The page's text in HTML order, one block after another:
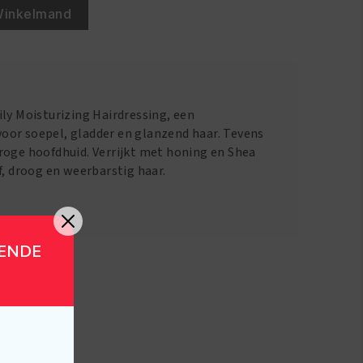
Moisturizing Hairdressing, een
soepel, gladder en glanzend haar. Tevens
hoofdhuid. Verrijkt met honing en Shea
droog en weerbarstig haar.